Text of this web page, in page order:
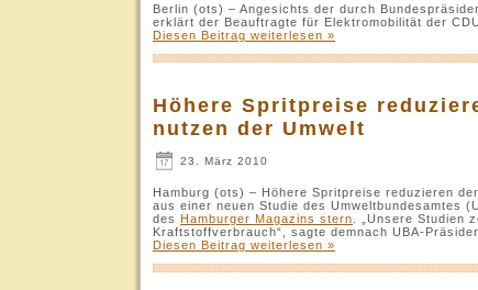
Berlin (ots) – Angesichts der durch
erklärt der Beauftragte für Elektromobilität der
Diesen Beitrag weiterlesen »
Höhere Spritpreise
nutzen der Umwelt
23. März 2010
Hamburg (ots) – Höhere Spritpreise reduzieren
aus einer neuen Studie des Umweltbundesamtes
des Hamburger Magazins stern . „Unsere Studien
Kraftstoffverbrauch“, sagte demnach UBA-
Diesen Beitrag weiterlesen »